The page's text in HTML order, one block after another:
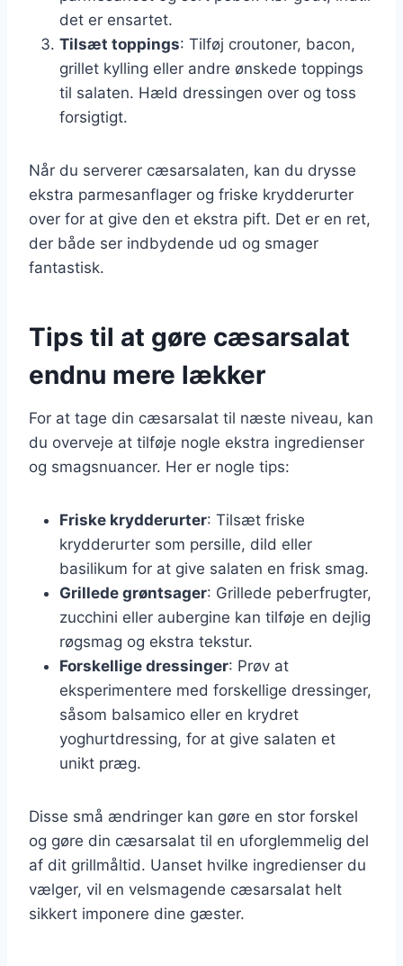
det er ensartet.
Tilsæt toppings: Tilføj croutoner, bacon,
grillet kylling eller andre ønskede toppings
til salaten. Hæld dressingen over og toss
forsigtigt.
Når du serverer cæsarsalaten, kan du drysse
ekstra parmesanflager og friske krydderurter
over for at give den et ekstra pift. Det er en ret,
der både ser indbydende ud og smager
fantastisk.
Tips til at gøre cæsarsalat
endnu mere lækker
For at tage din cæsarsalat til næste niveau, kan
du overveje at tilføje nogle ekstra ingredienser
og smagsnuancer. Her er nogle tips:
Friske krydderurter: Tilsæt friske
krydderurter som persille, dild eller
basilikum for at give salaten en frisk smag.
Grillede grøntsager: Grillede peberfrugter,
zucchini eller aubergine kan tilføje en dejlig
røgsmag og ekstra tekstur.
Forskellige dressinger: Prøv at
eksperimentere med forskellige dressinger,
såsom balsamico eller en krydret
yoghurtdressing, for at give salaten et
unikt præg.
Disse små ændringer kan gøre en stor forskel
og gøre din cæsarsalat til en uforglemmelig del
af dit grillmåltid. Uanset hvilke ingredienser du
vælger, vil en velsmagende cæsarsalat helt
sikkert imponere dine gæster.